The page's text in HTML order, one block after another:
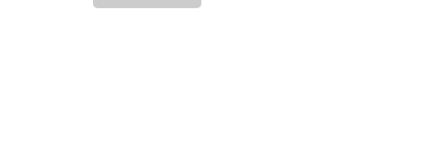
zehar